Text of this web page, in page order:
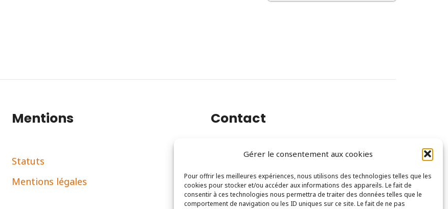
Gérer le consentement aux cookies
Pour offrir les meilleures expériences, nous utilisons des technologies telles que les
cookies pour stocker et/ou accéder aux informations des appareils. Le fait de
consentir à ces technologies nous permettra de traiter des données telles que le
comportement de navigation ou les ID uniques sur ce site. Le fait de ne pas
Mentions
Statuts
Mentions légales
Contact
20 Rue Félix Faure, 94300 Vincennes
contact@mc-com.fr